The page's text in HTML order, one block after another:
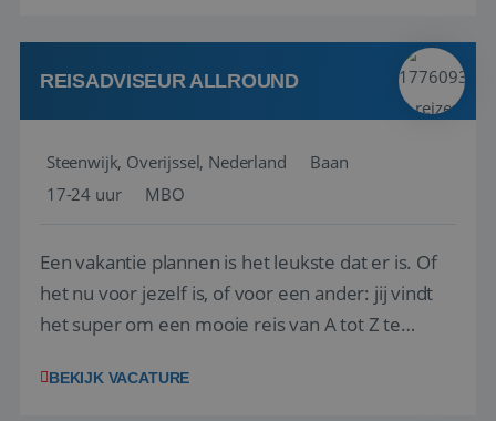
kwaliteitsbewaking van alles wat met IATA te m...
REISADVISEUR ALLROUND
Steenwijk, Overijssel, Nederland
Baan
17-24 uur
MBO
Een vakantie plannen is het leukste dat er is. Of
het nu voor jezelf is, of voor een ander: jij vindt
het super om een mooie reis van A tot Z te
vakantiegangers de meest prachtige plekjes op
BEKIJK VACATURE